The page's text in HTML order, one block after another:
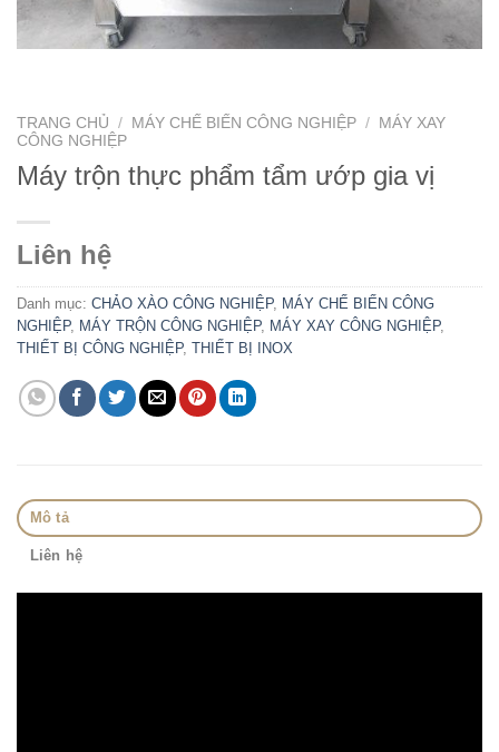
TRANG CHỦ / MÁY CHẾ BIẾN CÔNG NGHIỆP /
MÁY XAY
CÔNG NGHIỆP
Máy trộn thực phẩm tẩm ướp gia vị
Liên hệ
Danh mục: CHẢO XÀO CÔNG NGHIỆP, MÁY CHẾ BIẾN CÔNG
NGHIỆP, MÁY TRỘN CÔNG NGHIỆP, MÁY XAY CÔNG NGHIỆP,
THIẾT BỊ CÔNG NGHIỆP, THIẾT BỊ INOX
Mô tả
Liên hệ